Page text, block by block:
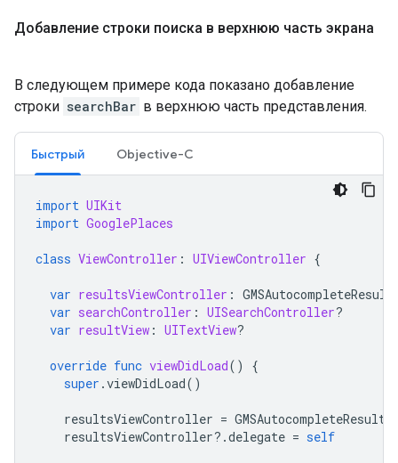
Добавление строки поиска в верхнюю часть экрана
В следующем примере кода показано добавление
строки searchBar в верхнюю часть представления.
Быстрый Objective-C
import UIKit
import GooglePlaces
class ViewController : UIViewController {
var resultsViewController :
var searchController : UISearchController?
var resultView : UITextView?
override func viewDidLoad()
{
super .viewDidLoad()
resultsViewController =
resultsViewController?.delegate = self